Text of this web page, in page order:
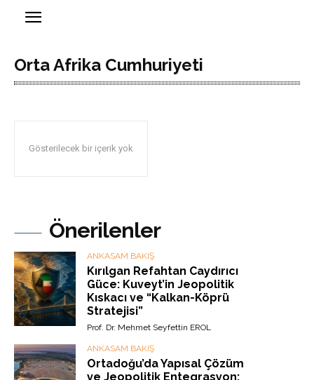
Orta Afrika Cumhuriyeti
Gösterilecek bir içerik yok
Önerilenler
ANKASAM BAKIŞ
Kırılgan Refahtan Caydırıcı
Güce: Kuveyt’in Jeopolitik
Kıskacı ve “Kalkan-Köprü
Stratejisi”
Prof. Dr. Mehmet Seyfettin EROL
ANKASAM BAKIŞ
Ortadoğu’da Yapısal Çözüm
ve Jeopolitik Entegrasyon: